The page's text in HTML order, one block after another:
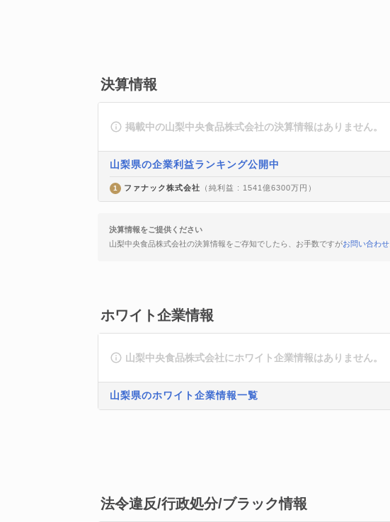
決算情報
掲載中の山梨中央食品株式会社の決算情報はありません。
山梨県の企業利益ランキング公開中
1 ファナック株式会社 （純利益 : 1541億6300万円）
決算情報をご提供ください
山梨中央食品株式会社の決算情報をご存知でしたら、お手数ですがお問い合わせ
ホワイト企業情報
山梨中央食品株式会社にホワイト企業情報はありません。
山梨県のホワイト企業情報一覧
法令違反/行政処分/ブラック情報